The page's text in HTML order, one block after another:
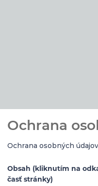
Ochrana
Ochrana osobných údajov
Obsah (kliknutím na
časť stránky)